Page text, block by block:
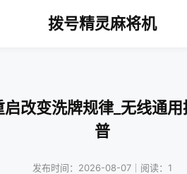
拨号精灵麻将机
改变洗牌规律_无线通
普
发布时间：2026-08-07｜阅读：1